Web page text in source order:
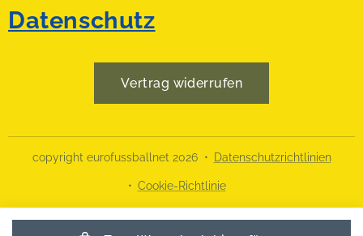
Datenschutz
Vertrag widerrufen
copyright eurofussballnet 2026 Datenschutzrichtlinien
Cookie-Richtlinie